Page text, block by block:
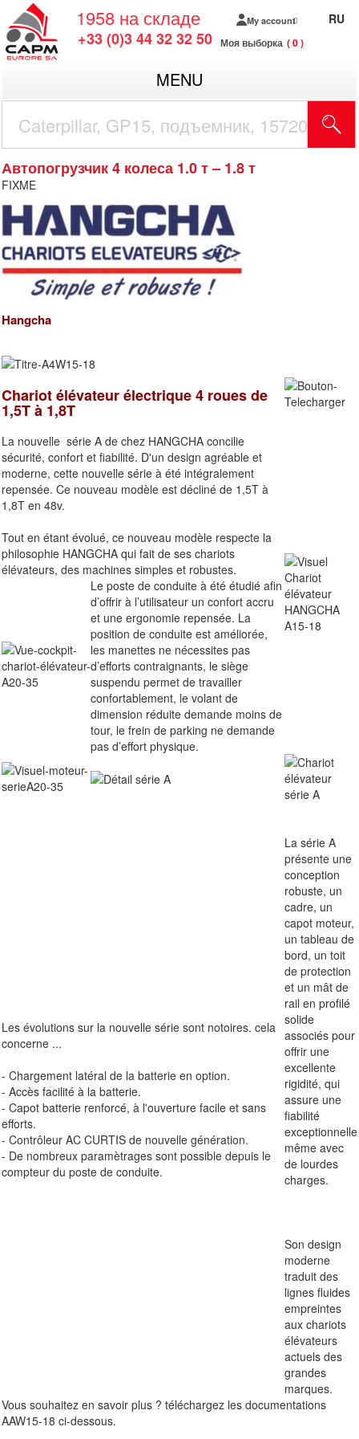
1958 на складе
+33 (0)3 44 32 32 50
My account
Моя выборка 0
RU
MENU
Автопогрузчик 4 колеса 1.0 т – 1.8 т
FIXME
Hangcha
Chariot élévateur électrique 4 roues de
1,5T à 1,8T
La nouvelle série A de chez HANGCHA concilie
sécurité, confort et fiabilité. D'un design agréable et
moderne, cette nouvelle série à été intégralement
repensée. Ce nouveau modèle est décliné de 1,5T à
1,8T en 48v.
Tout en étant évolué, ce nouveau modèle respecte la
philosophie HANGCHA qui fait de ses chariots
élévateurs, des machines simples et robustes.
Le poste de conduite à été étudié afin
d’offrir à l’utilisateur un confort accru
et une ergonomie repensée. La
position de conduite est améliorée,
les manettes ne nécessites pas
d’efforts contraignants, le siège
suspendu permet de travailler
confortablement, le volant de
dimension réduite demande moins de
tour, le frein de parking ne demande
pas d’effort physique.
Les évolutions sur la nouvelle série sont notoires. cela
concerne ...
- Chargement latéral de la batterie en option.
- Accès facilité à la batterie.
- Capot batterie renforcé, à l'ouverture facile et sans
efforts.
- Contrôleur AC CURTIS de nouvelle génération.
- De nombreux paramètrages sont possible depuis le
compteur du poste de conduite.
La série A
présente une
conception
robuste, un
cadre, un
capot moteur,
un tableau de
bord, un toit
de protection
et un mât de
rail en profilé
solide
associés pour
offrir une
excellente
rigidité, qui
assure une
fiabilité
exceptionnelle
même avec
de lourdes
charges.
Son design
moderne
traduit des
lignes fluides
empreintes
aux chariots
élévateurs
actuels des
grandes
marques.
Vous souhaitez en savoir plus ? téléchargez les documentations
AAW15-18 ci-dessous.